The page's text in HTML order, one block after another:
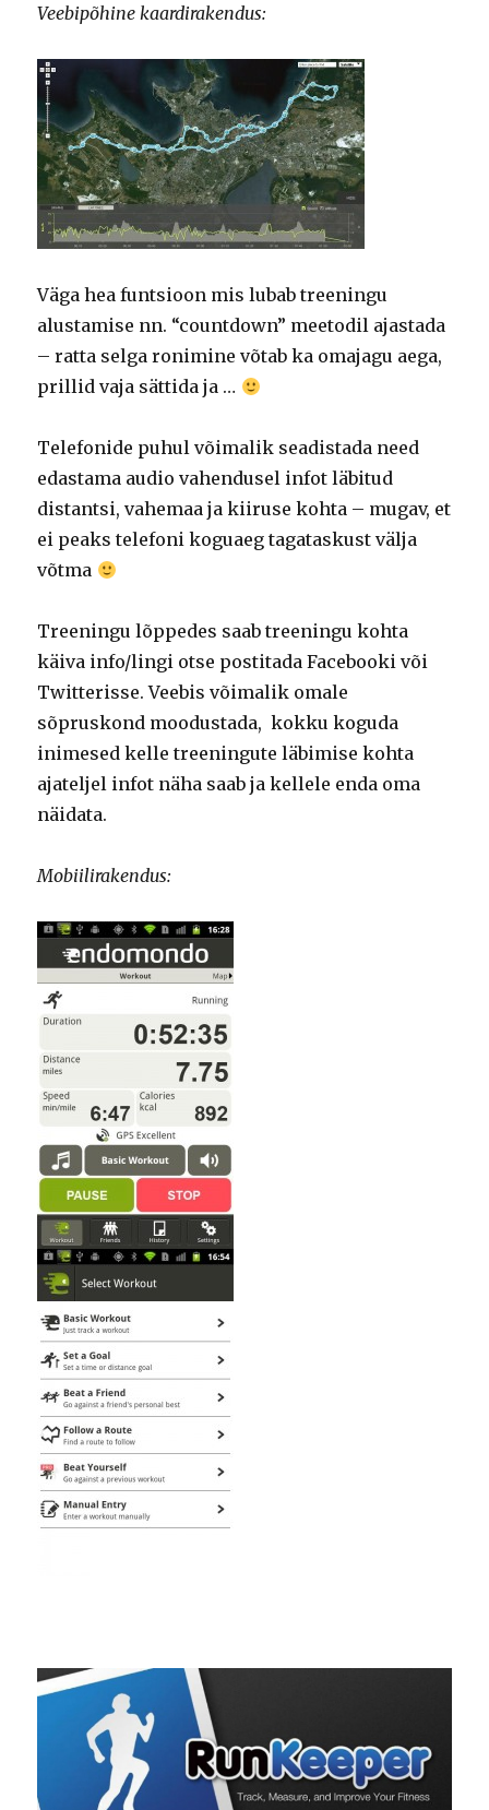
Veebipõhine kaardirakendus:
Väga hea funtsioon mis lubab treeningu
alustamise nn. “countdown” meetodil ajastada
– ratta selga ronimine võtab ka omajagu aega,
prillid vaja sättida ja …
Telefonide puhul võimalik seadistada need
edastama audio vahendusel infot läbitud
distantsi, vahemaa ja kiiruse kohta – mugav, et
ei peaks telefoni koguaeg tagataskust välja
võtma
Treeningu lõppedes saab treeningu kohta
käiva info/lingi otse postitada Facebooki või
Twitterisse. Veebis võimalik omale
sõpruskond moodustada, kokku koguda
inimesed kelle treeningute läbimise kohta
ajateljel infot näha saab ja kellele enda oma
näidata.
Mobiilirakendus: